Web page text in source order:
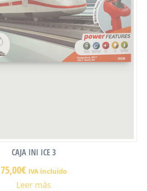
CAJA INI ICE 3
75,00€ IVA incluido
Leer más